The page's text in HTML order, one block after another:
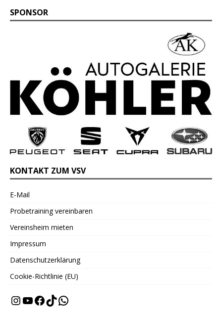
SPONSOR
KONTAKT ZUM VSV
E-Mail
Probetraining vereinbaren
Vereinsheim mieten
Impressum
Datenschutzerklärung
Cookie-Richtlinie (EU)